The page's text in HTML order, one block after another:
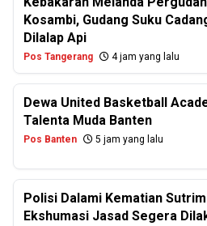
Kosambi, Gudang Suku
Dilalap Api
Pos Tangerang 4 jam yang lalu
Dewa United Basketball
Talenta Muda Banten
Pos Banten 5 jam yang lalu
Polisi Dalami Kematian
Ekshumasi Jasad Segera